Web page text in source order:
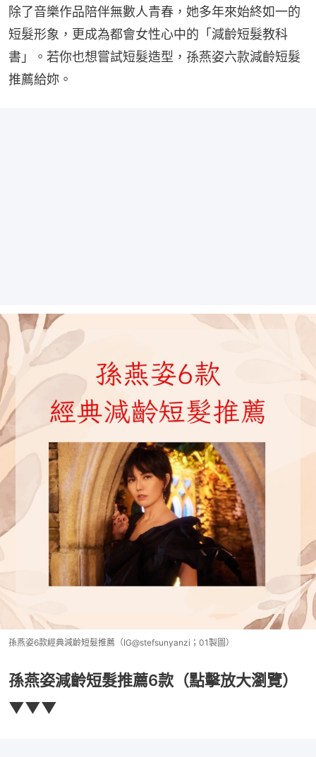
除了音樂作品陪伴無數人青春，她多年來始終如一的
短髮形象，更成為都會女性心中的「減齡短髮教科
書」。若你也想嘗試短髮造型，孫燕姿六款減齡短髮
推薦給妳。
孫燕姿6款經典減齡短髮推薦（IG@stefsunyanzi；01製圖）
孫燕姿減齡短髮推薦6款（點擊放大瀏覽）
▼▼▼